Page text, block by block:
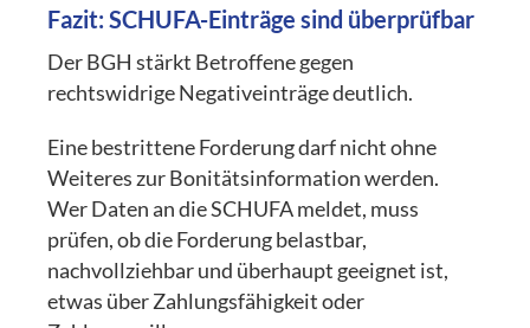
Fazit: SCHUFA-Einträge sind überprüfbar
Der BGH stärkt Betroffene gegen
rechtswidrige Negativeinträge deutlich.
Eine bestrittene Forderung darf nicht ohne
Weiteres zur Bonitätsinformation werden.
Wer Daten an die SCHUFA meldet, muss
prüfen, ob die Forderung belastbar,
nachvollziehbar und überhaupt geeignet ist,
etwas über Zahlungsfähigkeit oder